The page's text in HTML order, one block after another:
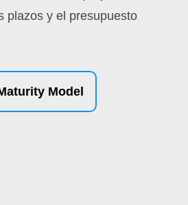
plazos y el presupuesto
Model